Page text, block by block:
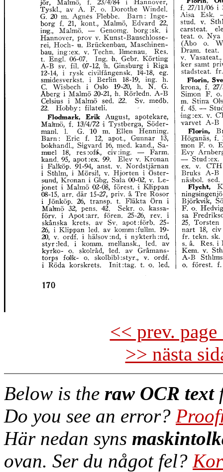
<< prev.
>> nästa
Below is the raw OCR text
Do you see an error?
Här nedan syns
ovan. Ser du något fel?